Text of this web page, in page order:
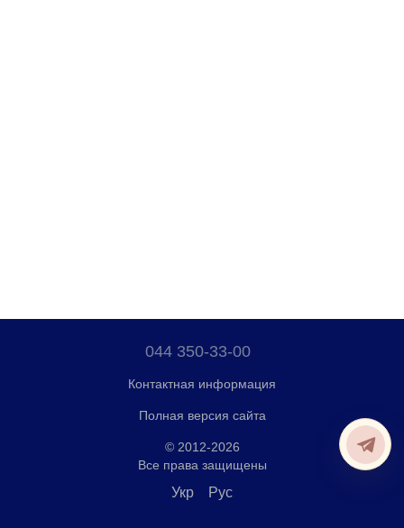
044 350-33-00
Контактная информация
Полная версия сайта
© 2012-2026
Все права защищены
Укр Рус